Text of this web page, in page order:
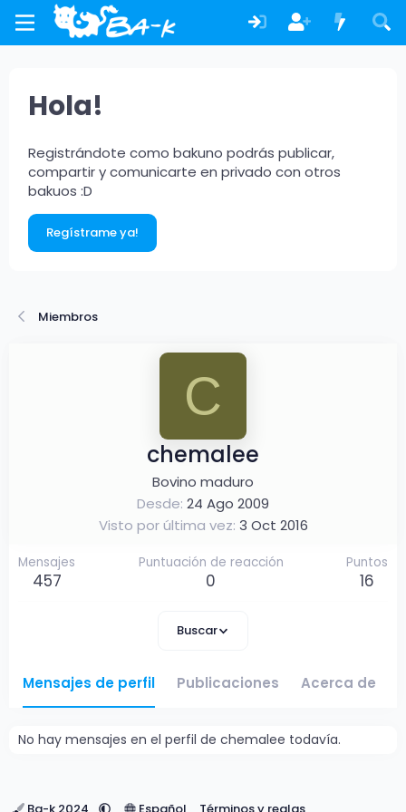
Hola!
Registrándote como bakuno podrás publicar,
compartir y comunicarte en privado con otros
bakuos :D
Regístrame ya!
Miembros
C
chemalee
Bovino maduro
Desde 24 Ago 2009
Visto por última vez 3 Oct 2016
Mensajes
457
Puntuación de reacción
0
Puntos
16
Buscar
Mensajes de perfil Publicaciones Acerca de
No hay mensajes en el perfil de chemalee todavía.